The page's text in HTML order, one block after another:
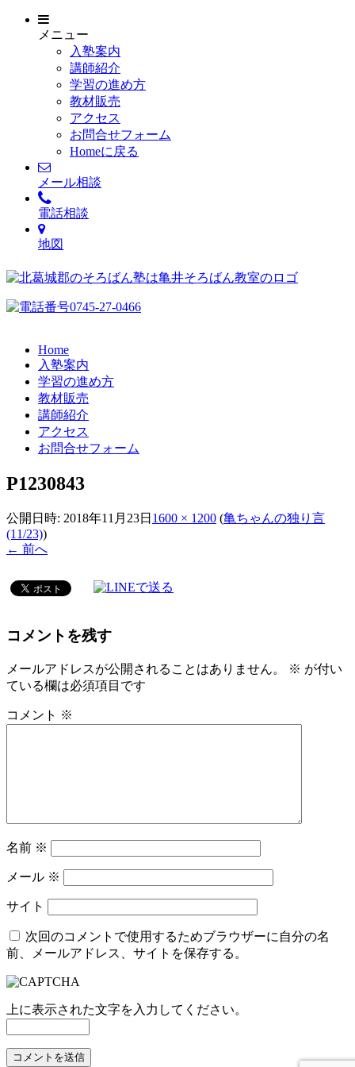
メニュー
入塾案内
講師紹介
学習の進め方
教材販売
アクセス
お問合せフォーム
Homeに戻る
メール相談
電話相談
地図
Home
入塾案内
学習の進め方
教材販売
講師紹介
アクセス
お問合せフォーム
P1230843
公開日時: 2018年11月23日 1600 × 1200 (亀ちゃんの独り言
(11/23))
← 前へ
コメントを残す
メールアドレスが公開されることはありません。 ※ が付い
ている欄は必須項目です
コメント ※
名前 ※
メール ※
サイト
次回のコメントで使用するためブラウザーに自分の名
前、メールアドレス、サイトを保存する。
上に表示された文字を入力してください。